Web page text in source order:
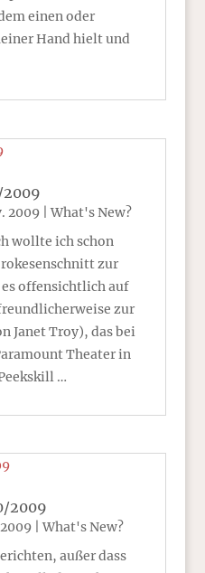
einen oder
Hand hielt und
2009
2009|What's New?
wollte ich schon
zur
offensichtlich auf
zur
Janet Troy), das bei
Theater in
…
2009
|What's New?
außer dass